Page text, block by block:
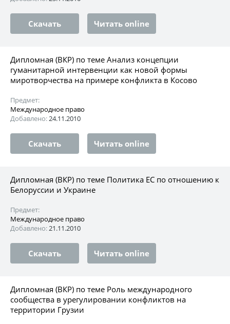
Скачать Читать online
Дипломная (ВКР) по теме Анализ концепции
гуманитарной интервенции как новой формы
миротворчества на примере конфликта в Косово
Предмет:
Международное право
Добавлено:24.11.2010
Скачать Читать online
Дипломная (ВКР) по теме Политика ЕС по отношению к
Белоруссии и Украине
Предмет:
Международное право
Добавлено:21.11.2010
Скачать Читать online
Дипломная (ВКР) по теме Роль международного
сообщества в урегулировании конфликтов на
территории Грузии